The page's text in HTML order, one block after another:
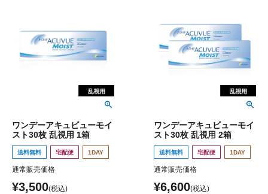
ワンデーアキュビューモイ
スト30枚 乱視用 1箱
送料無料 宅配便 1DAY
通常販売価格
¥3,500
ワンデーアキュビューモイ
スト30枚 乱視用 2箱
送料無料 宅配便 1DAY
通常販売価格
¥6,600